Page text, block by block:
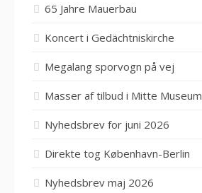
65 Jahre Mauerbau
Koncert i Gedächtniskirche
Megalang sporvogn på vej
Masser af tilbud i Mitte Museum
Nyhedsbrev for juni 2026
Direkte tog København-Berlin
Nyhedsbrev maj 2026